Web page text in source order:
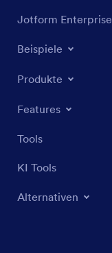
Jotform Enterprise
Beispiele
Produkte
Features
Tools
KI Tools
Alternativen